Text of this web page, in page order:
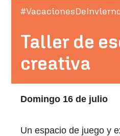
Taller de
creativa
Domingo 16 de julio
Un espacio de juego y